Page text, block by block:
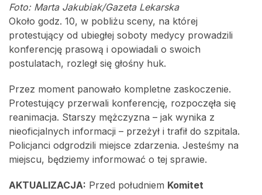
Foto: Marta Jakubiak/Gazeta Lekarska
Około godz. 10, w pobliżu sceny, na której
protestujący od ubiegłej soboty medycy prowadzili
konferencję prasową i opowiadali o swoich
postulatach, rozległ się głośny huk.
Przez moment panowało kompletne zaskoczenie.
Protestujący przerwali konferencję, rozpoczęła się
reanimacja. Starszy mężczyzna – jak wynika z
nieoficjalnych informacji – przeżył i trafił do szpitala.
Policjanci odgrodzili miejsce zdarzenia. Jesteśmy na
miejscu, będziemy informować o tej sprawie.
AKTUALIZACJA: Przed południem Komitet